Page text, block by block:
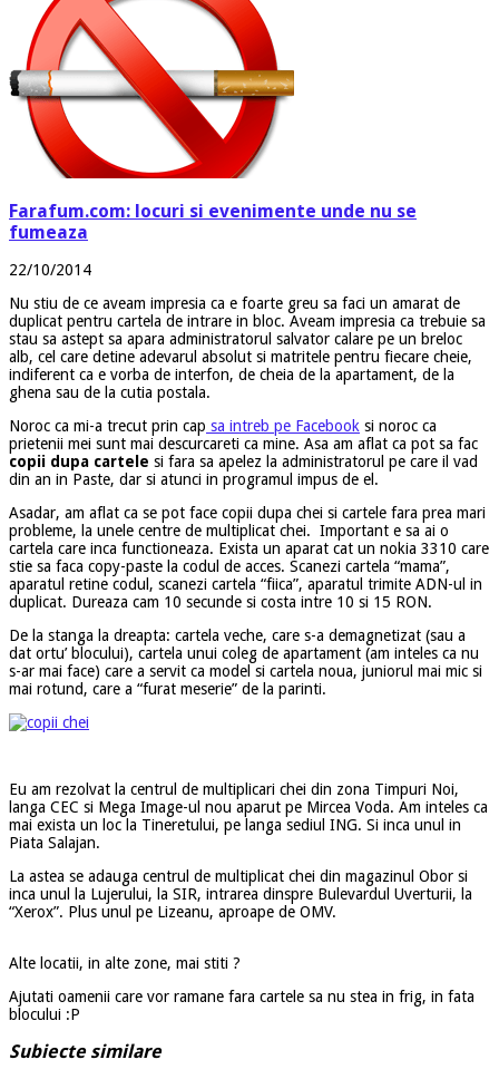
Farafum.com: locuri si evenimente unde nu se
fumeaza
22/10/2014
Nu stiu de ce aveam impresia ca e foarte greu sa faci un amarat de
duplicat pentru cartela de intrare in bloc. Aveam impresia ca trebuie sa
stau sa astept sa apara administratorul salvator calare pe un breloc
alb, cel care detine adevarul absolut si matritele pentru fiecare cheie,
indiferent ca e vorba de interfon, de cheia de la apartament, de la
ghena sau de la cutia postala.
Noroc ca mi-a trecut prin cap sa intreb pe Facebook si noroc ca
prietenii mei sunt mai descurcareti ca mine. Asa am aflat ca pot sa fac
copii dupa cartele si fara sa apelez la administratorul pe care il vad
din an in Paste, dar si atunci in programul impus de el.
Asadar, am aflat ca se pot face copii dupa chei si cartele fara prea mari
probleme, la unele centre de multiplicat chei. Important e sa ai o
cartela care inca functioneaza. Exista un aparat cat un nokia 3310 care
stie sa faca copy-paste la codul de acces. Scanezi cartela “mama”,
aparatul retine codul, scanezi cartela “fiica”, aparatul trimite ADN-ul in
duplicat. Dureaza cam 10 secunde si costa intre 10 si 15 RON.
De la stanga la dreapta: cartela veche, care s-a demagnetizat (sau a
dat ortu’ blocului), cartela unui coleg de apartament (am inteles ca nu
s-ar mai face) care a servit ca model si cartela noua, juniorul mai mic si
mai rotund, care a “furat meserie” de la parinti.
Eu am rezolvat la centrul de multiplicari chei din zona Timpuri Noi,
langa CEC si Mega Image-ul nou aparut pe Mircea Voda. Am inteles ca
mai exista un loc la Tineretului, pe langa sediul ING. Si inca unul in
Piata Salajan.
La astea se adauga centrul de multiplicat chei din magazinul Obor si
inca unul la Lujerului, la SIR, intrarea dinspre Bulevardul Uverturii, la
“Xerox”. Plus unul pe Lizeanu, aproape de OMV.
Alte locatii, in alte zone, mai stiti ?
Ajutati oamenii care vor ramane fara cartele sa nu stea in frig, in fata
blocului :P
Subiecte similare